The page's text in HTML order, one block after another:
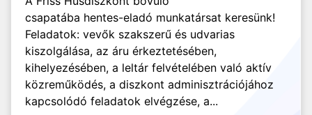
csapatába hentes-eladó munkatársat keresünk!
Feladatok: vevők szakszerű és udvarias
kiszolgálása, az áru érkeztetésében,
kihelyezésében, a leltár felvételében való aktív
közreműködés, a diszkont adminisztrációjához
kapcsolódó feladatok elvégzése, a...